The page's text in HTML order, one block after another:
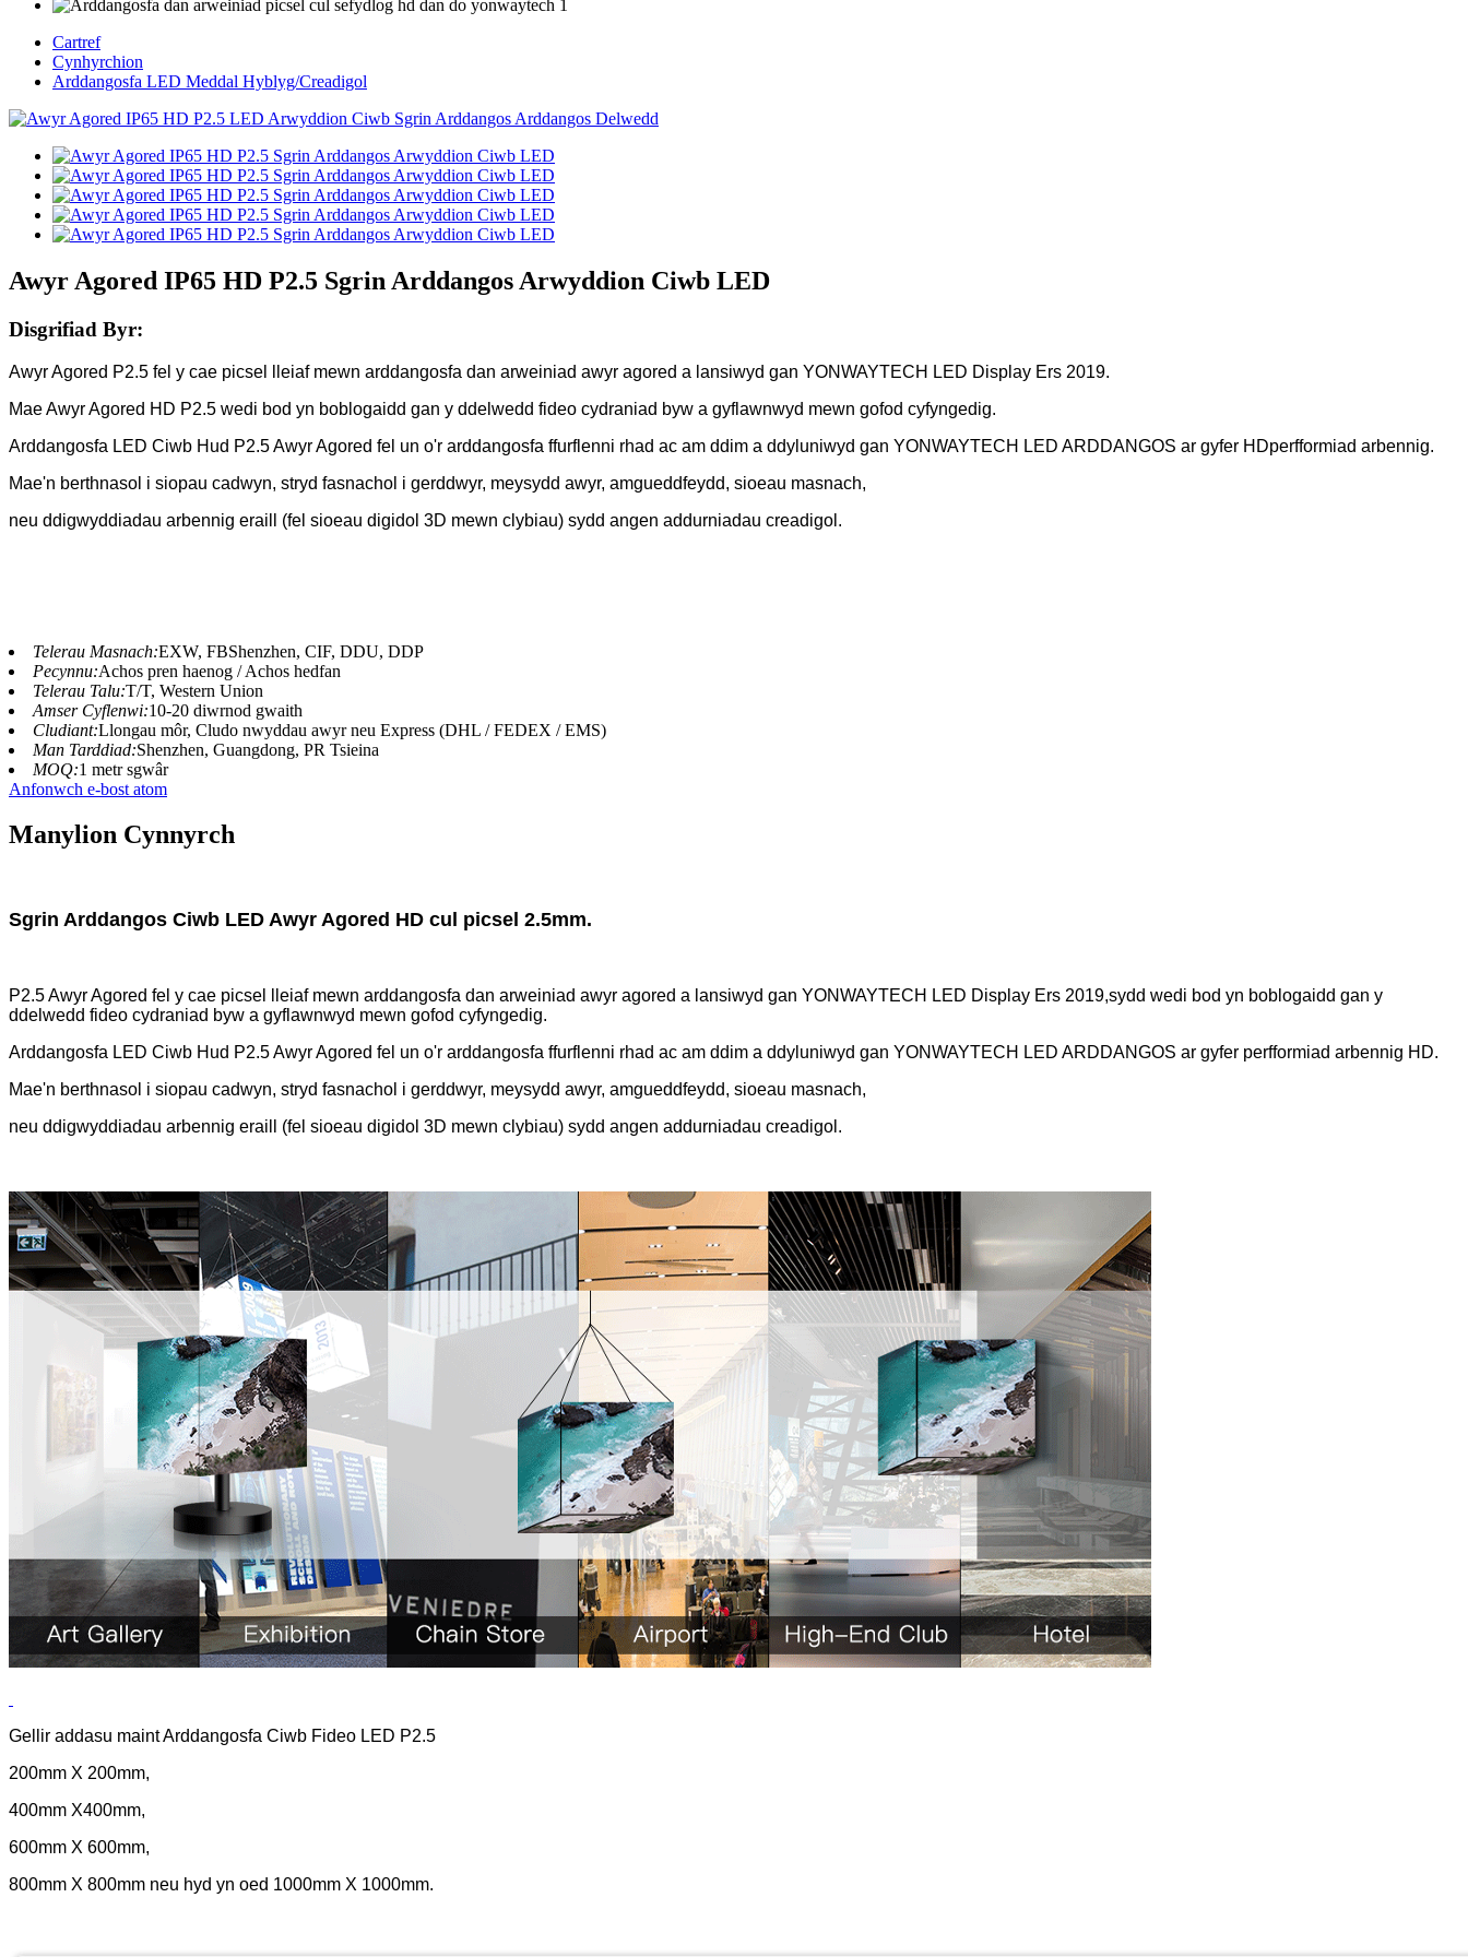
Cartref
Cynhyrchion
Arddangosfa LED Meddal Hyblyg/Creadigol
Awyr Agored IP65 HD P2.5 Sgrin Arddangos Arwyddion Ciwb LED
Disgrifiad Byr:
Awyr Agored P2.5 fel y cae picsel lleiaf mewn arddangosfa dan arweiniad awyr agored a lansiwyd gan YONWAYTECH LED Display Ers 2019.
Mae Awyr Agored HD P2.5 wedi bod yn boblogaidd gan y ddelwedd fideo cydraniad byw a gyflawnwyd mewn gofod cyfyngedig.
Arddangosfa LED Ciwb Hud P2.5 Awyr Agored fel un o'r arddangosfa ffurflenni rhad ac am ddim a ddyluniwyd gan YONWAYTECH LED ARDDANGOS ar gyfer HDperfformiad arbennig.
Mae'n berthnasol i siopau cadwyn, stryd fasnachol i gerddwyr, meysydd awyr, amgueddfeydd, sioeau masnach,
neu ddigwyddiadau arbennig eraill (fel sioeau digidol 3D mewn clybiau) sydd angen addurniadau creadigol.
Telerau Masnach:EXW, FBShenzhen, CIF, DDU, DDP
Pecynnu:Achos pren haenog / Achos hedfan
Telerau Talu:T/T, Western Union
Amser Cyflenwi:10-20 diwrnod gwaith
Cludiant:Llongau môr, Cludo nwyddau awyr neu Express (DHL / FEDEX / EMS)
Man Tarddiad:Shenzhen, Guangdong, PR Tsieina
MOQ:1 metr sgwâr
Anfonwch e-bost atom
Manylion Cynnyrch
Sgrin Arddangos Ciwb LED Awyr Agored HD cul picsel 2.5mm.
P2.5 Awyr Agored fel y cae picsel lleiaf mewn arddangosfa dan arweiniad awyr agored a lansiwyd gan YONWAYTECH LED Display Ers 2019,sydd wedi bod yn boblogaidd gan y
ddelwedd fideo cydraniad byw a gyflawnwyd mewn gofod cyfyngedig.
Arddangosfa LED Ciwb Hud P2.5 Awyr Agored fel un o'r arddangosfa ffurflenni rhad ac am ddim a ddyluniwyd gan YONWAYTECH LED ARDDANGOS ar gyfer perfformiad arbennig HD.
Mae'n berthnasol i siopau cadwyn, stryd fasnachol i gerddwyr, meysydd awyr, amgueddfeydd, sioeau masnach,
neu ddigwyddiadau arbennig eraill (fel sioeau digidol 3D mewn clybiau) sydd angen addurniadau creadigol.
Gellir addasu maint Arddangosfa Ciwb Fideo LED P2.5
200mm X 200mm,
400mm X400mm,
600mm X 600mm,
800mm X 800mm neu hyd yn oed 1000mm X 1000mm.